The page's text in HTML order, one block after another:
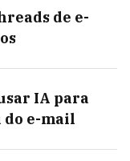
de e-
IA para
e-mail